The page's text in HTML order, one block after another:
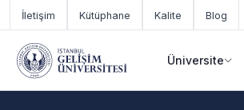
Ana içeriğe geç
İletişim Kütüphane Kalite Blog
Üniversite